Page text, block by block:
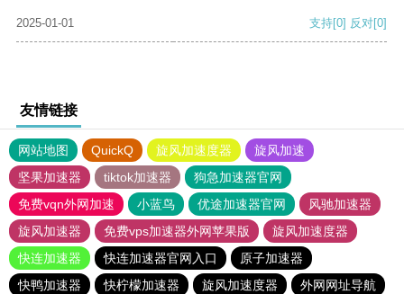
2025-01-01 支持[0] 反对[0]
友情链接
网站地图 QuickQ 旋风加速度器
旋风加速
坚果加速器
tiktok加速器
狗急加速器官网
免费vqn外网加速
小蓝鸟 优途加速器官网
风驰加速器
旋风加速器
免费vps加速器外网苹果版
旋风加速度器
快连加速器
快连加速器官网入口
原子加速器
快鸭加速器
快柠檬加速器 旋风加速度器
外网网址导航